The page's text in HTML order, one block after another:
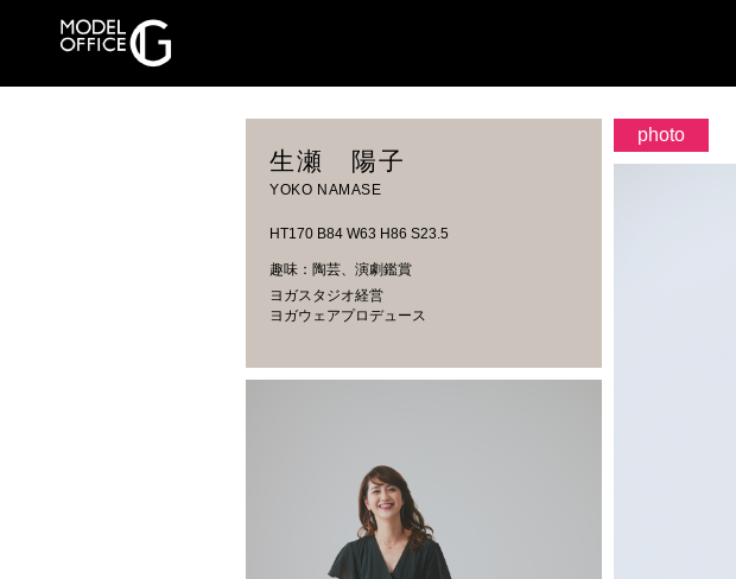
生瀬 陽子
YOKO NAMASE
HT170 B84 W63 H86 S23.5
趣味：陶芸、演劇鑑賞
ヨガスタジオ経営
ヨガウェアプロデュース
photo